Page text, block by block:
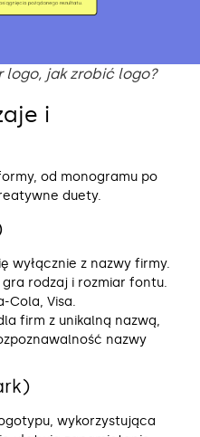
logo, jak zrobić logo?
i
od monogramu po
duety.
wyłącznie z nazwy firmy.
rodzaj i rozmiar fontu.
Cola, Visa.
firm z unikalną nazwą,
nazwy
wykorzystująca